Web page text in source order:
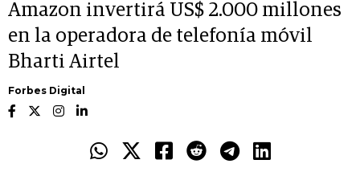
Amazon invertirá US$ 2.000 millones
en la operadora de telefonía móvil
Bharti Airtel
Forbes Digital